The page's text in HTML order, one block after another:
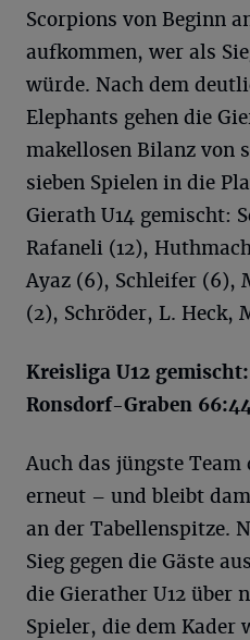
Scorpions von Beginn
aufkommen, wer als
würde. Nach dem
Elephants gehen die
makellosen Bilanz von
sieben Spielen in die
Gierath U14 gemischt:
Rafaneli (12),
Ayaz (6), Schleifer (6),
(2), Schröder, L. Heck,
Kreisliga U12
Ronsdorf-Graben
Auch das jüngste Team
erneut – und bleibt
an der Tabellenspitze.
Sieg gegen die Gäste
die Gierather U12 über
Spieler, die dem Kader